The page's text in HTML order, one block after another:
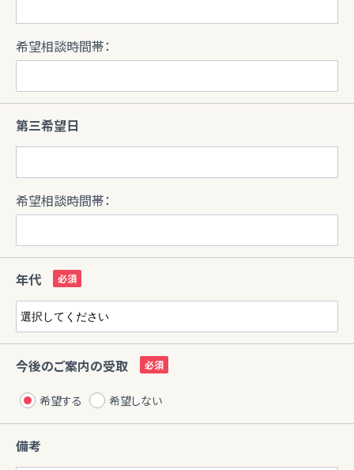
希望相談時間帯：
第三希望日
希望相談時間帯：
年代
今後のご案内の受取
希望する 希望しない
備考